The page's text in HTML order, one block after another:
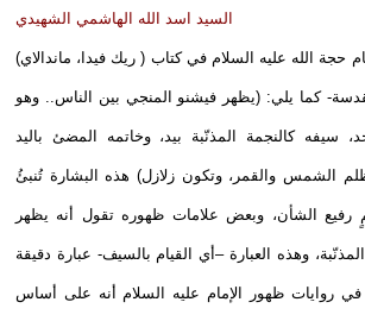
السيد اسد الله الهاشمي الشهيدي
حجة الله عليه السلام في كتاب ( ريك فيدا، ماندالاي)
كما يلي: (يظهر فيشنو المنجي بين الناس.. وهو
كالنجمة المذنّبة بيد، وخاتمه المضئ باليد
الشمس والقمر، وتكون زلازل) هذه البشارة تُنبئُ
الشأن، وبعض علامات ظهوره تقول أنه يظهر
وهذه العبارة –أي القيام بالسيف- عبارة دقيقة
في روايات ظهور الإمام عليه السلام أنه على أساس